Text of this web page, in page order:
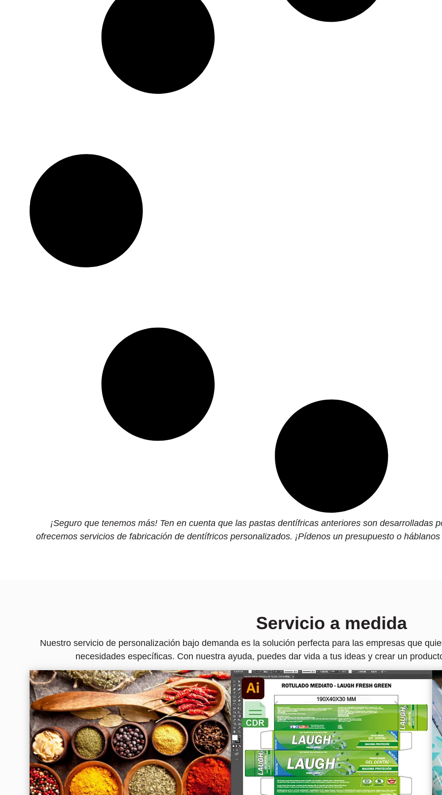
¡Seguro que tenemos más! Ten en cuenta que las pastas dentífricas anteriores son desarrolladas
ofrecemos servicios de fabricación de dentífricos personalizados. ¡Pídenos un presupuesto o
Servicio a medida
Nuestro servicio de personalización bajo demanda es la solución perfecta para las empresas que
necesidades específicas. Con nuestra ayuda, puedes dar vida a tus ideas y crear un